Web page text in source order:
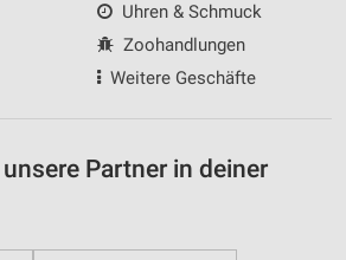
Uhren & Schmuck
Zoohandlungen
Weitere Geschäfte
Partner in deiner